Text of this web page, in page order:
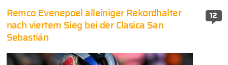
12
Remco Evenepoel alleiniger Rekordhalter
nach viertem Sieg bei der Clasica San
Sebastián